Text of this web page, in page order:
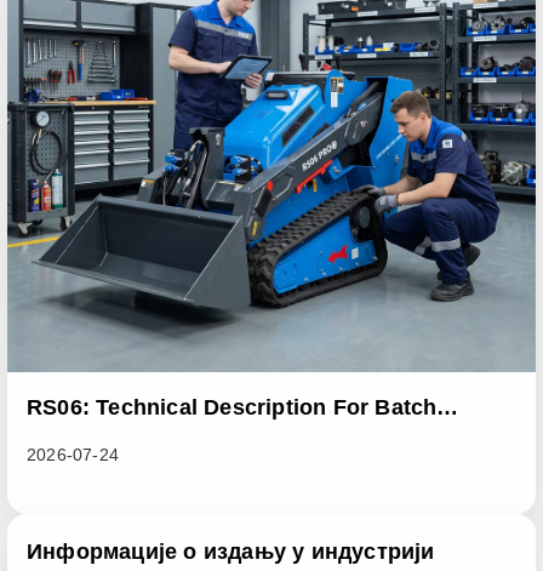
RS06: Technical Description For Batch
2026-07-24
Информације о издању у индустрији